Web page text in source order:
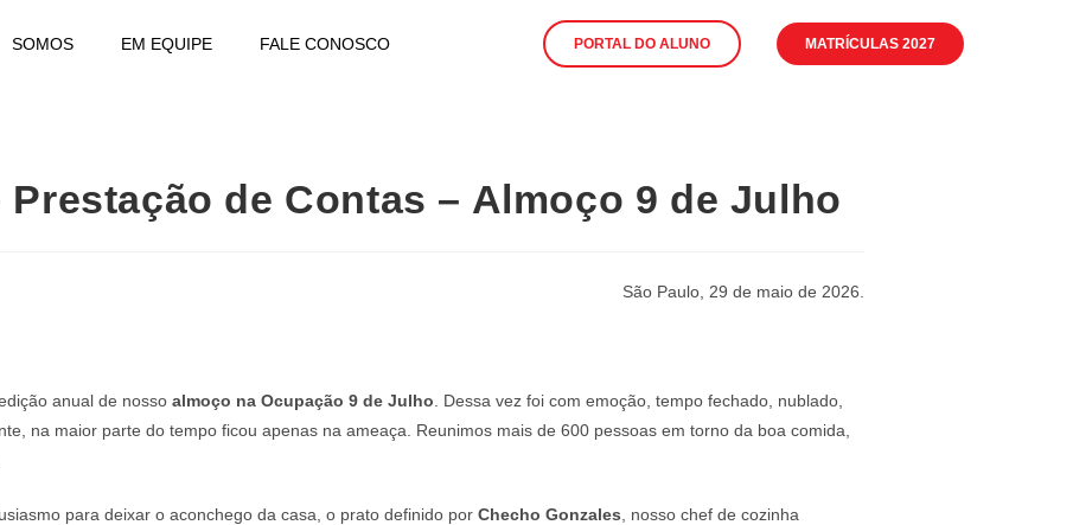
SOMOS EM EQUIPE FALE CONOSCO PORTAL DO ALUNO MATRÍCULAS 2027
Prestação de Contas – Almoço 9 de Julho
São Paulo, 29 de maio de 2026.
anual de nosso almoço na Ocupação 9 de Julho . Dessa vez foi com emoção, tempo fechado, nublado,
na maior parte do tempo ficou apenas na ameaça. Reunimos mais de 600 pessoas em torno da boa comida,
para deixar o aconchego da casa, o prato definido por Checho Gonzales , nosso chef de cozinha